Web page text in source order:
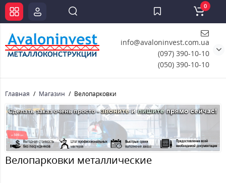
info@avaloninvest.com.ua
(097) 390-10-10
(050) 390-10-10
0
Главная Магазин Велопарковки
Велопарковки металлические